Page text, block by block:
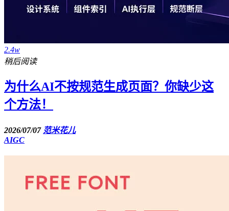
2.4w
稍后阅读
为什么AI不按规范生成页面？你缺少这
个方法！
2026/07/07 范米花儿
AIGC